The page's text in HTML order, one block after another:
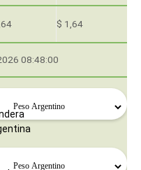
$ 1,64
08:48:00